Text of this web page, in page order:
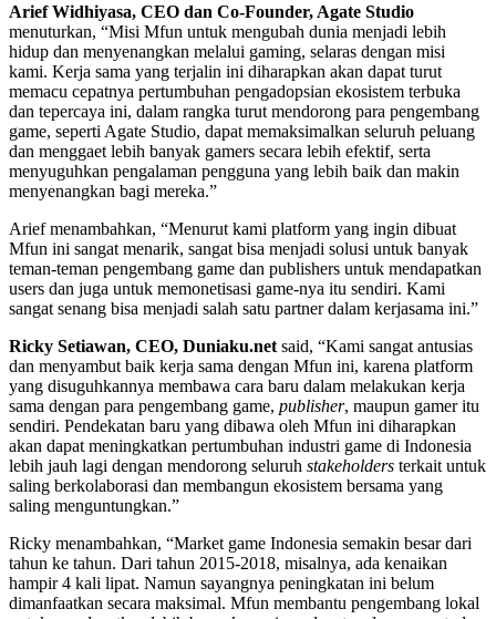
Arief Widhiyasa, CEO dan Co-Founder, Agate Studio
menuturkan, “Misi Mfun untuk mengubah dunia menjadi lebih
hidup dan menyenangkan melalui gaming, selaras dengan misi
kami. Kerja sama yang terjalin ini diharapkan akan dapat turut
memacu cepatnya pertumbuhan pengadopsian ekosistem terbuka
dan tepercaya ini, dalam rangka turut mendorong para pengembang
game, seperti Agate Studio, dapat memaksimalkan seluruh peluang
dan menggaet lebih banyak gamers secara lebih efektif, serta
menyuguhkan pengalaman pengguna yang lebih baik dan makin
menyenangkan bagi mereka.”
Arief menambahkan, “Menurut kami platform yang ingin dibuat
Mfun ini sangat menarik, sangat bisa menjadi solusi untuk banyak
teman-teman pengembang game dan publishers untuk mendapatkan
users dan juga untuk memonetisasi game-nya itu sendiri. Kami
sangat senang bisa menjadi salah satu partner dalam kerjasama ini.”
Ricky Setiawan, CEO, Duniaku.net said, “Kami sangat antusias
dan menyambut baik kerja sama dengan Mfun ini, karena platform
yang disuguhkannya membawa cara baru dalam melakukan kerja
sama dengan para pengembang game, publisher, maupun gamer itu
sendiri. Pendekatan baru yang dibawa oleh Mfun ini diharapkan
akan dapat meningkatkan pertumbuhan industri game di Indonesia
lebih jauh lagi dengan mendorong seluruh stakeholders terkait untuk
saling berkolaborasi dan membangun ekosistem bersama yang
saling menguntungkan.”
Ricky menambahkan, “Market game Indonesia semakin besar dari
tahun ke tahun. Dari tahun 2015-2018, misalnya, ada kenaikan
hampir 4 kali lipat. Namun sayangnya peningkatan ini belum
dimanfaatkan secara maksimal. Mfun membantu pengembang lokal